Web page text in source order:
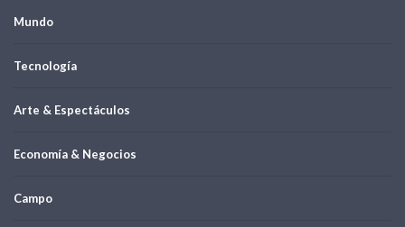
Mundo
Tecnología
Arte & Espectáculos
Economía & Negocios
Campo